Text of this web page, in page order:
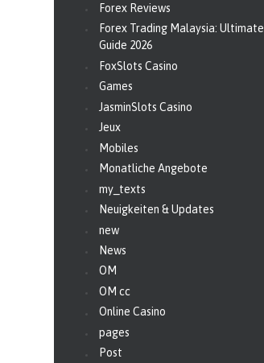
Forex Reviews
Forex Trading Malaysia: Ultimate
Guide 2026
FoxSlots Casino
Games
JasminSlots Casino
Jeux
Mobiles
Monatliche Angebote
my_texts
Neuigkeiten & Updates
new
News
OM
OM cc
Online Casino
pages
Post